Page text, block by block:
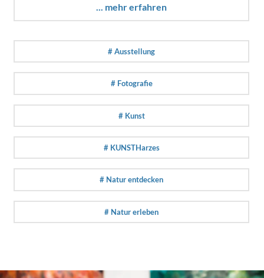
... mehr erfahren
# Ausstellung
# Fotografie
# Kunst
# KUNSTHarzes
# Natur entdecken
# Natur erleben